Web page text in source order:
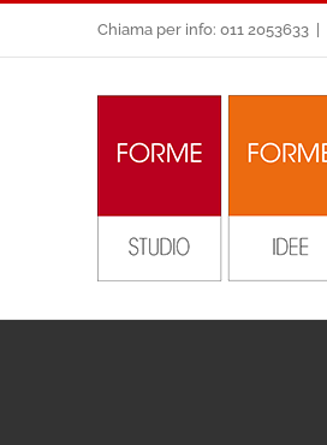
al
Chiama per info: 011 2053633